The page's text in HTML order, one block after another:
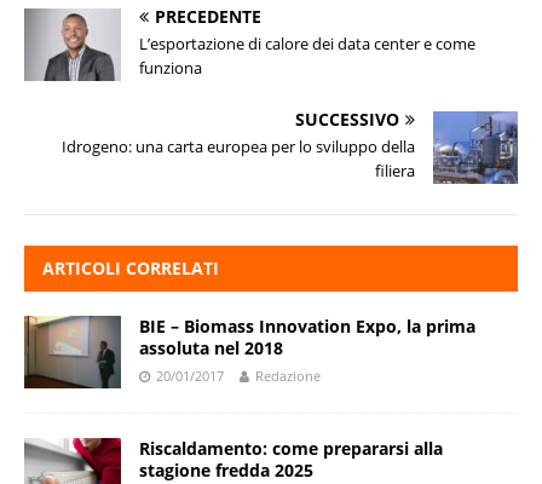
PRECEDENTE
L’esportazione di calore dei data center e come
funziona
SUCCESSIVO
Idrogeno: una carta europea per lo sviluppo della
filiera
ARTICOLI CORRELATI
BIE – Biomass Innovation Expo, la prima
assoluta nel 2018
20/01/2017 Redazione
Riscaldamento: come prepararsi alla
stagione fredda 2025